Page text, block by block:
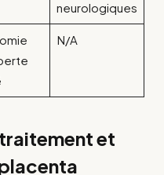
neurologiques
N/A
et